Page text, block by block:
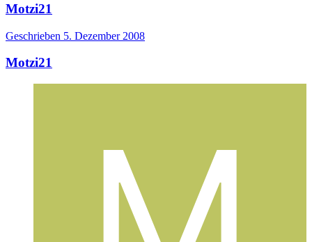
Motzi21
Geschrieben 5. Dezember 2008
Motzi21